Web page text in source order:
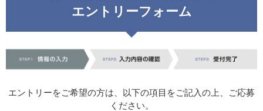
エントリーフォーム
エントリーをご希望の方は、以下の項目をご記入の上、ご応募
ください。